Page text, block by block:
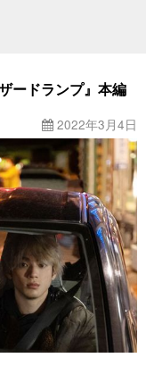
ードランプ』本編
2022年3月4日